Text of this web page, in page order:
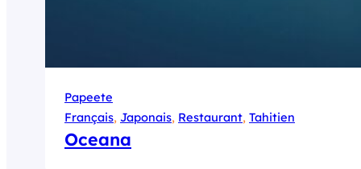
Papeete
Français, Japonais, Restaurant, Tahitien
Oceana